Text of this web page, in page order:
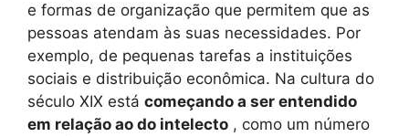
e formas de organização que permitem que as
pessoas atendam às suas necessidades. Por
exemplo, de pequenas tarefas a instituições
sociais e distribuição econômica. Na cultura do
século XIX está começando a ser entendido
em relação ao do intelecto , como um número